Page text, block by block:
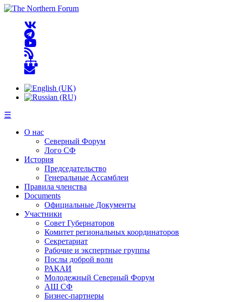
☰
О нас
Северный Форум
Лого СФ
История
Председательство
Генеральные Ассамблеи
Правила членства
Documents
Официальные Документы
Участники
Совет Губернаторов
Комитет региональных координаторов
Секретариат
Рабочие и экспертные группы
Послы доброй воли
РАКАИ
Молодежный Северный Форум
АШ СФ
Бизнес-партнеры